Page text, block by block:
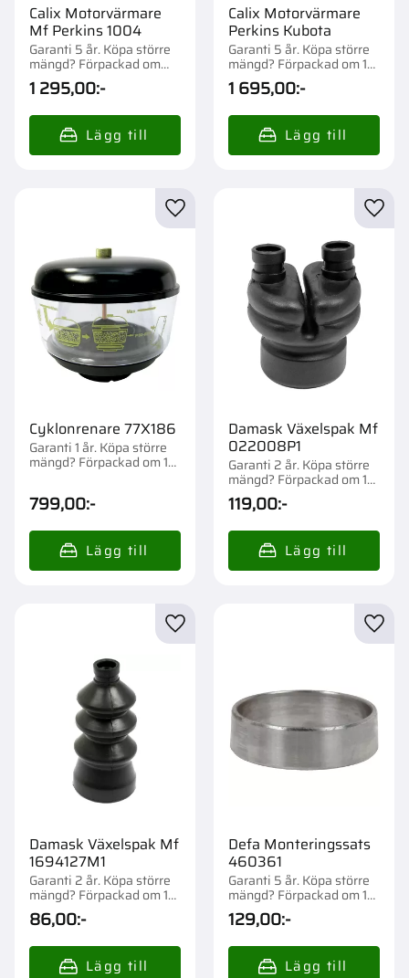
Calix Motorvärmare
Mf Perkins 1004
Garanti 5 år. Köpa större
mängd? Förpackad om
1/10 st.
1 295,00:-
Calix Motorvärmare
Perkins Kubota
Garanti 5 år. Köpa större
mängd? Förpackad om 1
st.
1 695,00:-
Cyklonrenare 77X186
Garanti 1 år. Köpa större
mängd? Förpackad om 1
799,00:-
Lägg till i favoriter
Damask Växelspak Mf
022008P1
Garanti 2 år. Köpa större
mängd? Förpackad om 1
st.
119,00:-
Damask Växelspak Mf
1694127M1
Garanti 2 år. Köpa större
mängd? Förpackad om 1
st.
86,00:-
Lägg till i favoriter
Defa Monteringssats
460361
Garanti 5 år. Köpa större
mängd? Förpackad om 1
st.
129,00:-